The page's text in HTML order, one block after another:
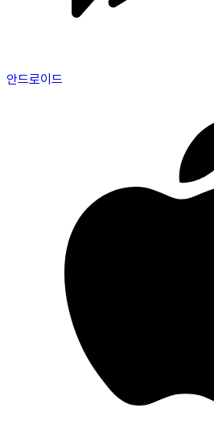
안드로이드